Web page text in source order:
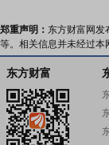
郑重声明： 东方财富网发
等。相关信息并未经过